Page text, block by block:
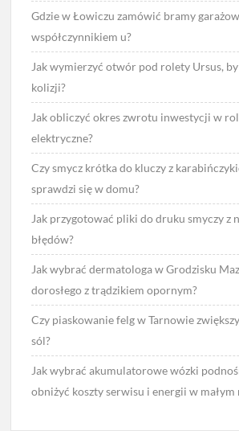
Gdzie w Łowiczu zamówić bramy
współczynnikiem u?
Jak wymierzyć otwór pod rolety Ursus,
kolizji?
Jak obliczyć okres zwrotu inwestycji w
elektryczne?
Czy smycz krótka do kluczy z
sprawdzi się w domu?
Jak przygotować pliki do druku smyczy z
błędów?
Jak wybrać dermatologa w Grodzisku
dorosłego z trądzikiem opornym?
Czy piaskowanie felg w Tarnowie
sól?
Jak wybrać akumulatorowe wózki
obniżyć koszty serwisu i energii w małym